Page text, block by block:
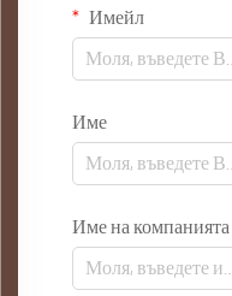
Имейл
Име
Име на компанията